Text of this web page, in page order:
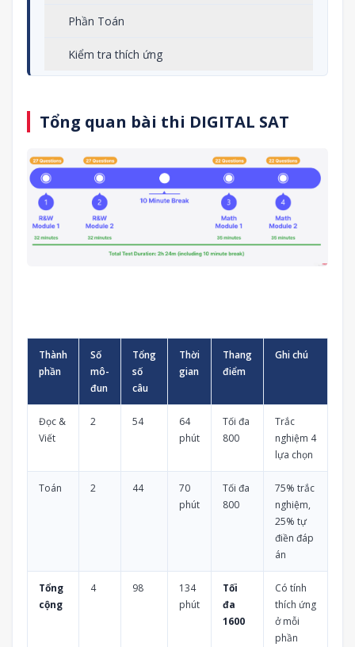
Phần Toán
Kiểm tra thích ứng
Tổng quan bài thi DIGITAL SAT
Thành
phần
Số
mô-
đun
Tổng
số
câu
Thời
gian
Thang
điểm
Ghi chú
Đọc &
Viết
2 54
64
phút
Tối đa
800
Trắc
nghiệm 4
lựa chọn
Toán 2 44
70
phút
Tối đa
800
75% trắc
nghiệm,
25% tự
điền đáp
án
Tổng
cộng
4 98
134
phút
Tối
đa
1600
Có tính
thích ứng
ở mỗi
phần